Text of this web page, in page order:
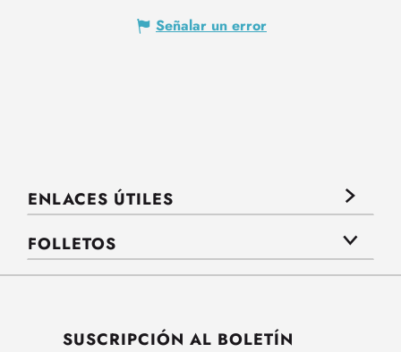
Señalar un error
ENLACES ÚTILES
FOLLETOS
SUSCRIPCIÓN AL BOLETÍN